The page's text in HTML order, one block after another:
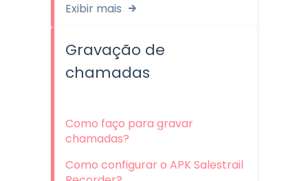
Exibir mais
Gravação de
chamadas
Como faço para gravar
chamadas?
Como configurar o APK Salestrail